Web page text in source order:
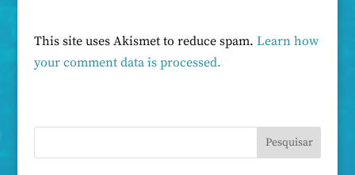
This site uses Akismet to reduce spam. Learn how
your comment data is processed.